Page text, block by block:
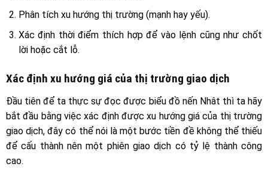
Phân tích xu hướng thị trường (mạnh hay yếu).
Xác định thời điểm thích hợp để vào lệnh cũng như chốt
lời hoặc cắt lỗ.
Xác định xu hướng giá của thị trường giao dịch
Đầu tiên để ta thực sự đọc được biểu đồ nến Nhât thì ta hãy
bắt đầu bằng việc xác định được xu hướng giá của thị trường
giao dịch, đây có thể nói là một bước tiền đề không thể thiếu
để cấu thành nên một phiên giao dịch có tỷ lệ thành công
cao.